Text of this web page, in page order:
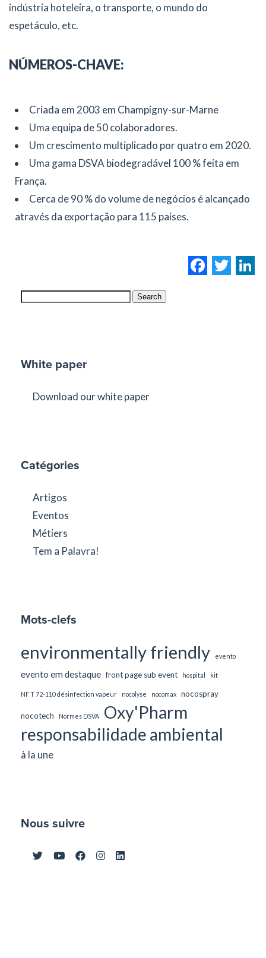
indústria hoteleira, o transporte, o mundo do
espetáculo, etc.
NÚMEROS-CHAVE:
Criada em 2003 em Champigny-sur-Marne
Uma equipa de 50 colaboradores.
Um crescimento multiplicado por quatro em 2020.
Uma gama DSVA biodegradável 100 % feita em
França.
Cerca de 90 % do volume de negócios é alcançado
através da exportação para 115 países.
Search
White paper
Download our white paper
Catégories
Artigos
Eventos
Métiers
Tem a Palavra!
Mots-clefs
environmentally friendly evento
evento em destaque front page sub event hospital kit
NF T 72-110 désinfection vapeur nocolyse nocomax nocospray
nocotech Normes DSVA
Oxy'Pharm
responsabilidade ambiental
à la une
Nous suivre